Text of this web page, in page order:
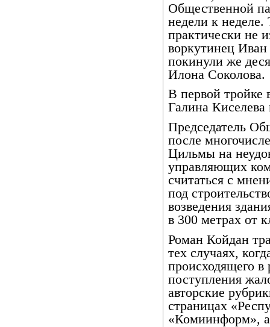
Общественной
недели к
практически не
воркутинец
покинули же
Илона Соколова.
В первой тройке
Галина
Председатель
после
Цильмы на
управляющих
считаться с
под
возведения
в 300 метрах от
Роман Койдан
тех случаях,
происходящего в
поступления
авторские
страницах
«Комиинформ»,